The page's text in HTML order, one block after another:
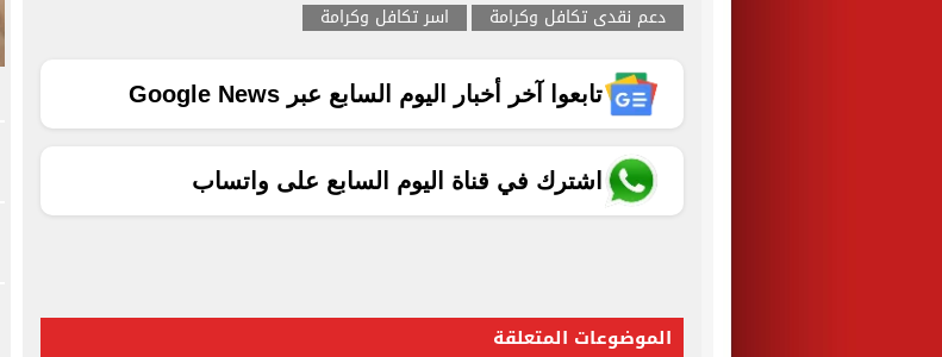
دعم نقدى تكافل وكرامة
اسر تكافل وكرامة
تابعوا آخر أخبار اليوم السابع عبر Google News
اشترك في قناة اليوم السابع على واتساب
الموضوعات المتعلقة